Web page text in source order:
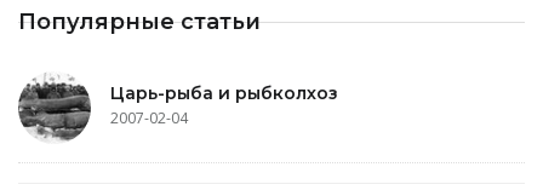
Популярные статьи
Царь-рыба и рыбколхоз
2007-02-04